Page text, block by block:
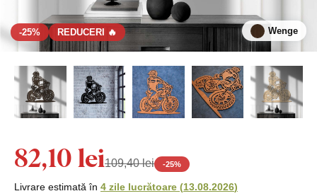
-25% REDUCERI 🔥 Wenge
82,10 lei109,40 lei -25%
Livrare estimată în 4 zile lucrătoare (13.08.2026)